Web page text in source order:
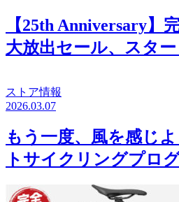
【25th Anniversary】
大放出セール、スター
ストア情報
2026.03.07
もう一度、風を感じ
トサイクリングプロ